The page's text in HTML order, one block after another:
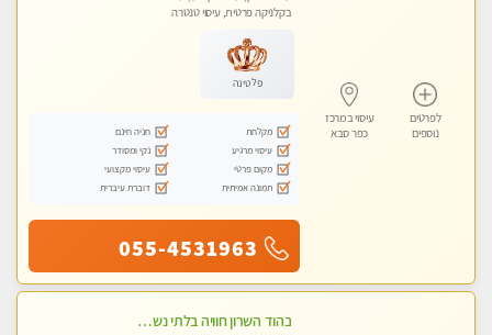
לפרטים
נוספים
עיסוי במרכז
כפר סבא
בקלניקה פרטית, עיסוי טנטרה
פלטינה
מקלחת
חניה חינם
עיסוי מרגיע
נקי ומסודר
מקום פרטי
עיסוי מקצועי
תמונה אמיתית
דוברת עיברית
055-4531963
בהוד השרון חוויה בלתי נשכחת ומפנקת במיוחד